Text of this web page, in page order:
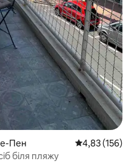
Пен Середня
4,83 (156)
біля пляжу